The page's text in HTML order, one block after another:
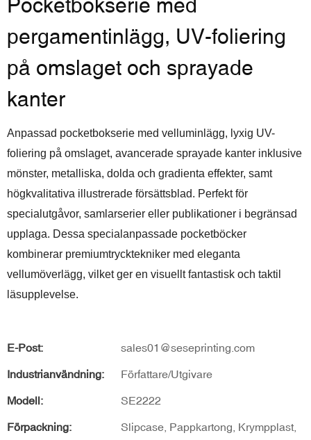
Pocketbokserie med
pergamentinlägg, UV-foliering
på omslaget och sprayade
kanter
Anpassad pocketbokserie med velluminlägg, lyxig UV-
foliering på omslaget, avancerade sprayade kanter inklusive
mönster, metalliska, dolda och gradienta effekter, samt
högkvalitativa illustrerade försättsblad. Perfekt för
specialutgåvor, samlarserier eller publikationer i begränsad
upplaga. Dessa specialanpassade pocketböcker
kombinerar premiumtrycktekniker med eleganta
vellumöverlägg, vilket ger en visuellt fantastisk och taktil
läsupplevelse.
E-Post: sales01@seseprinting.com
Industrianvändning: Författare/Utgivare
Modell: SE2222
Förpackning:
Slipcase, Pappkartong, Krympplast,